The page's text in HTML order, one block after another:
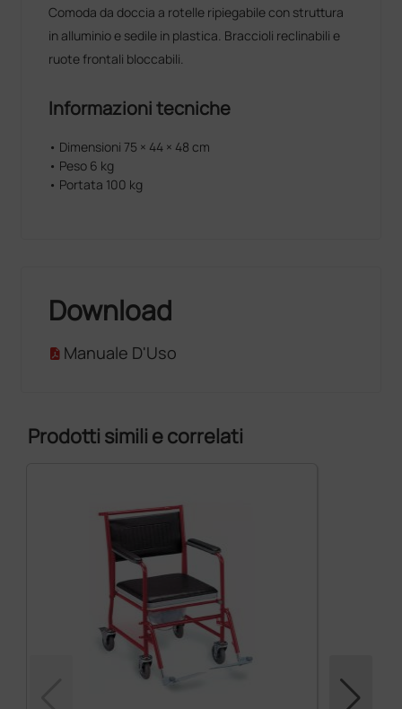
Comoda da doccia a rotelle ripiegabile con struttura
in alluminio e sedile in plastica. Braccioli reclinabili e
ruote frontali bloccabili.
Informazioni tecniche
• Dimensioni 75 × 44 × 48 cm
• Peso 6 kg
• Portata 100 kg
Download
Manuale D'Uso
Prodotti simili e correlati